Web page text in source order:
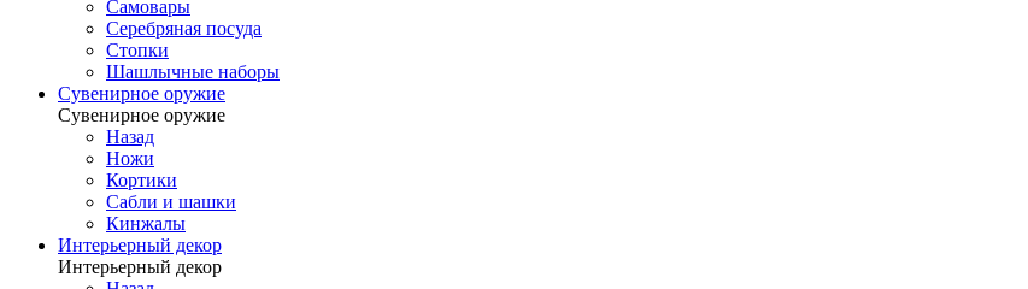
Самовары
Серебряная посуда
Стопки
Шашлычные наборы
Сувенирное оружие
Сувенирное оружие
Назад
Ножи
Кортики
Сабли и шашки
Кинжалы
Интерьерный декор
Интерьерный декор